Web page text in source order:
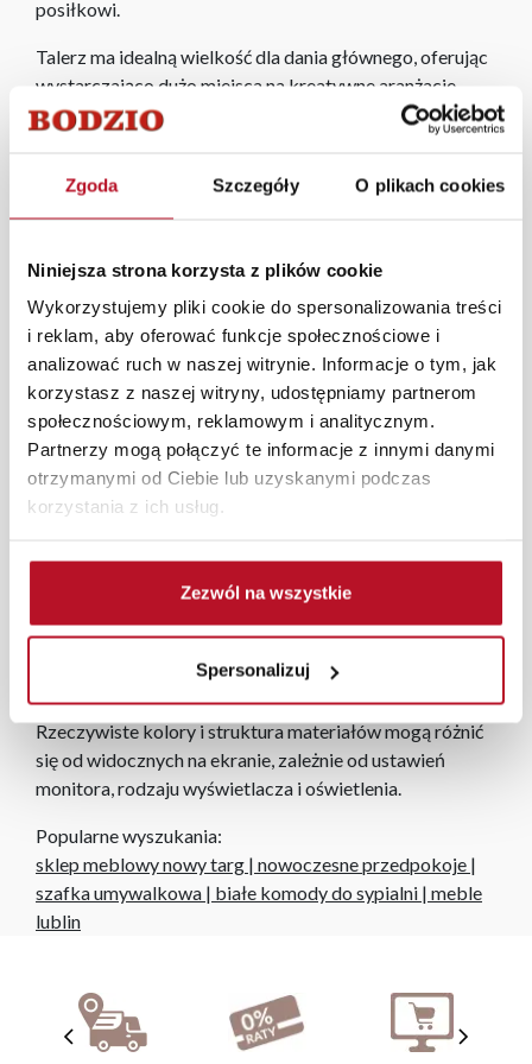
Zgoda Szczegóły O plikach cookies
Niniejsza strona korzysta z plików cookie
Wykorzystujemy pliki cookie do spersonalizowania treści
i reklam, aby oferować funkcje społecznościowe i
analizować ruch w naszej witrynie. Informacje o tym, jak
korzystasz z naszej witryny, udostępniamy partnerom
społecznościowym, reklamowym i analitycznym.
Partnerzy mogą połączyć te informacje z innymi danymi
otrzymanymi od Ciebie lub uzyskanymi podczas
korzystania z ich usług.
Zezwól na wszystkie
Spersonalizuj
posiłkowi.
Talerz ma idealną wielkość dla dania głównego, oferując
wystarczająco dużo miejsca na kreatywne aranżacje
potraw. Jego design jest ponadczasowy, co sprawia, że
Talerz obiadowy Cindy
wyrafinowany design w swoim zestawie naczyń
stołowych.
Ceramika kuchenna dostępna w ofercie Fabryki Mebli
BODZIO to atrakcyjne wyroby najwyższej jakości w
przystępnych cenach, które świetnie sprawdzają się we
wszystkich kuchennych zastosowaniach.
Każde zmówienie złożone w sklepie stacjonarnym
dostarczymy do 3 dni roboczych na terenie całej Polski.
wynosi do 5 dni roboczych, również na terenie całego
kraju. Wszystkie zamówienia powyżej 1000 zł
dostarczamy gratis niezależnie od miejsca złożenia
Zdjęcia produktów mają charakter poglądowy.
Rzeczywiste kolory i struktura materiałów mogą różnić
się od widocznych na ekranie, zależnie od ustawień
monitora, rodzaju wyświetlacza i oświetlenia.
Popularne wyszukania:
sklep meblowy nowy targ | nowoczesne przedpokoje |
szafka umywalkowa | białe komody do sypialni | meble
lublin